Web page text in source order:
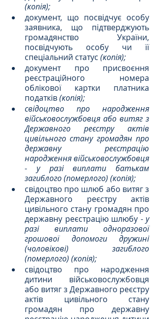
(копія);
документ, що посвідчує особу
заявника, що підтверджують
громадянство України,
посвідчують особу чи її
спеціальний статус (копія);
документ про присвоєння
реєстраційного номера
облікової картки платника
податків (копія);
свідоцтво про народження
військовослужбовця або витяг з
Державного реєстру актів
цивільного стану громадян про
державну реєстрацію
народження військовослужбовця
- у разі виплати батькам
загиблого (померлого) (копія);
свідоцтво про шлюб або витяг з
Державного реєстру актів
цивільного стану громадян про
державну реєстрацію шлюбу - у
разі виплати одноразової
грошової допомоги дружині
(чоловікові) загиблого
(померлого) (копія);
свідоцтво про народження
дитини військовослужбовця
або витяг з Державного реєстру
актів цивільного стану
громадян про державну